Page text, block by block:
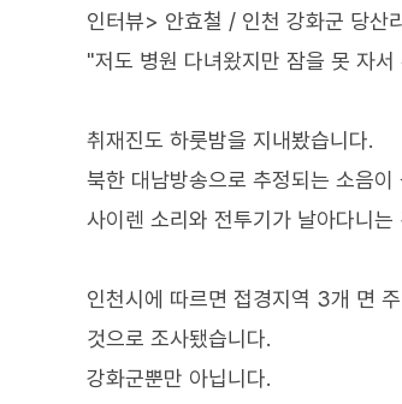
인터뷰> 안효철 / 인천 강화군 당산
"저도 병원 다녀왔지만 잠을 못 자
취재진도 하룻밤을 지내봤습니다.
북한 대남방송으로 추정되는 소음이
사이렌 소리와 전투기가 날아다니
인천시에 따르면 접경지역 3개 면
것으로 조사됐습니다.
강화군뿐만 아닙니다.